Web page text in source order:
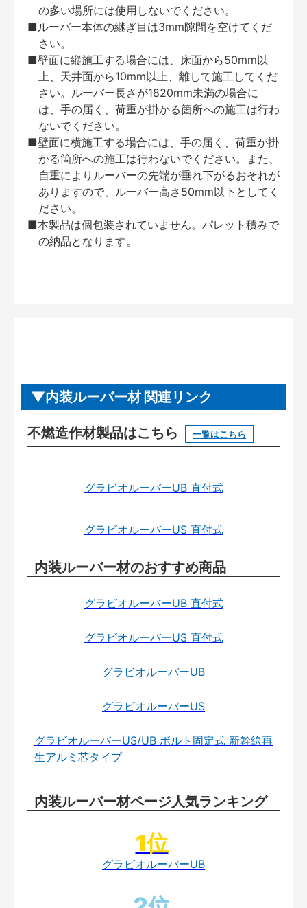
の多い場所には使用しないでください。
■ルーバー本体の継ぎ目は3mm隙間を空けてくだ
さい。
■壁面に縦施工する場合には、床面から50mm以
上、天井面から10mm以上、離して施工してくだ
さい。ルーバー長さが1820mm未満の場合に
は、手の届く、荷重が掛かる箇所への施工は行わ
ないでください。
■壁面に横施工する場合には、手の届く、荷重が掛
かる箇所への施工は行わないでください。また、
自重によりルーバーの先端が垂れ下がるおそれが
ありますので、ルーバー高さ50mm以下としてく
ださい。
■本製品は個包装されていません。パレット積みで
の納品となります。
内装ルーバー材 関連リンク
不燃造作材製品はこちら 一覧はこちら
グラビオルーバーUB 直付式
グラビオルーバーUS 直付式
内装ルーバー材のおすすめ商品
グラビオルーバーUB 直付式
グラビオルーバーUS 直付式
グラビオルーバーUB
グラビオルーバーUS
グラビオルーバーUS/UB ボルト固定式 新幹線再
生アルミ芯タイプ
内装ルーバー材ページ人気ランキング
グラビオルーバーUB